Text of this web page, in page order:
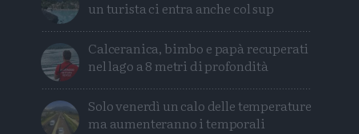
un turista ci entra anche col sup
Calceranica, bimbo e papà recuperati
nel lago a 8 metri di profondità
Solo venerdì un calo delle temperature
ma aumenteranno i temporali